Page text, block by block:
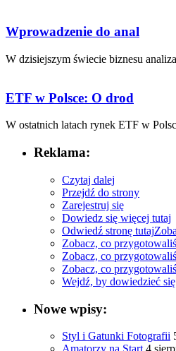
Wprowadzenie do anal
W dzisiejszym świecie biznesu
ETF w Polsce: O drod
W ostatnich latach rynek ETF ⁢w
Reklama:
Czytaj dalej
Przejdź do strony
Zarejestruj się
Dowiedz się więcej tutaj
Odwiedź stronę tutaj
Zobacz, co
Zobacz, co
Zobacz, co
Wejdź, by dowiedzieć
Nowe wpisy:
Styl i Gatunki Fotografii